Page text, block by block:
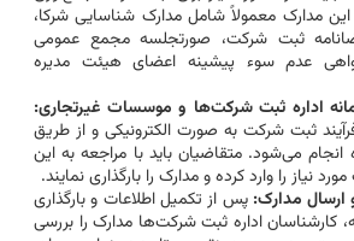
مدارک معمولاً شامل مدارک شناسایی شرکا،
ثبت شرکت، صورتجلسه مجمع عمومی
عدم سوء پیشینه اعضای هیئت مدیره
اداره ثبت شرکت‌ها و موسسات غیرتجاری:
ثبت شرکت به صورت الکترونیکی و از طریق
انجام می‌شود. متقاضیان باید با مراجعه به این
نیاز را وارد کرده و مدارک را بارگذاری نمایند.
ارسال مدارک: پس از تکمیل اطلاعات و بارگذاری
کارشناسان اداره ثبت شرکت‌ها مدارک را بررسی